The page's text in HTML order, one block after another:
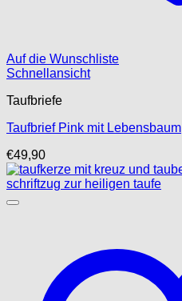
Auf die Wunschliste
Schnellansicht
Taufbriefe
Taufbrief Pink mit Lebensbaum
€49,90